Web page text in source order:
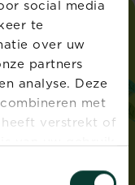
social media
te
over uw
partners
analyse. Deze
met
verstrekt of
van uw gebruik
sprl,